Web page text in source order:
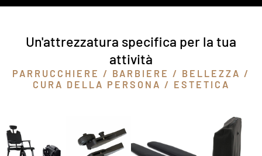
Un'attrezzatura specifica per la tua
attività
PARRUCCHIERE / BARBIERE / BELLEZZA /
CURA DELLA PERSONA / ESTETICA